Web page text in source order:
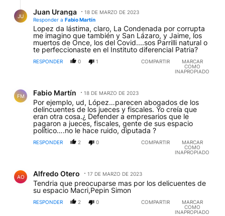
JU
Juan Uranga
18 DE MARZO DE 2023
Responder a Fabio Martín
Lopez da lástima, claro, La Condenada por corrupta
me imagino que también y San Lázaro, y Jaime, los
muertos de Once, los del Covid....sos Parrilli natural o
te perfeccionaste en el Instituto diferencial Patria?
RESPONDER 0 1 COMPARTIR
MARCAR
COMO
INAPROPIADO
FM Fabio Martín 18 DE MARZO DE 2023
Por ejemplo, ud, López…parecen abogados de los
delincuentes de los jueces y fiscales. Yo creía que
eran otra cosa.¿ Defender a empresarios que le
pagaron a jueces, fiscales, gente de sus espacio
político….no le hace ruido, diputada ?
RESPONDER 2 0 COMPARTIR
MARCAR
COMO
INAPROPIADO
AO Alfredo Otero 17 DE MARZO DE 2023
Tendria que preocuparse mas por los delicuentes de
su espacio Macri,Pepin Simon
RESPONDER 2 0 COMPARTIR
MARCAR
COMO
INAPROPIADO